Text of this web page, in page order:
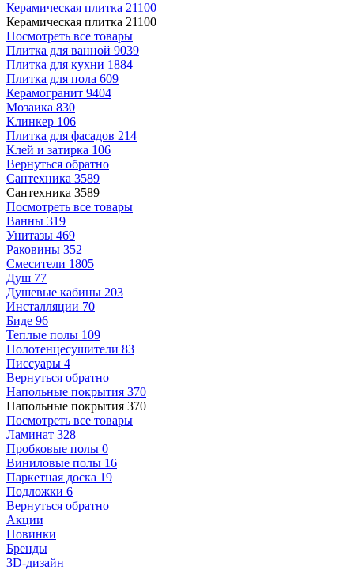
Керамическая плитка 21100
Керамическая плитка 21100
Посмотреть все товары
Плитка для ванной 9039
Плитка для кухни 1884
Плитка для пола 609
Керамогранит 9404
Мозаика 830
Клинкер 106
Плитка для фасадов 214
Клей и затирка 106
Вернуться обратно
Сантехника 3589
Сантехника 3589
Посмотреть все товары
Ванны 319
Унитазы 469
Раковины 352
Смесители 1805
Душ 77
Душевые кабины 203
Инсталляции 70
Биде 96
Теплые полы 109
Полотенцесушители 83
Писсуары 4
Вернуться обратно
Напольные покрытия 370
Напольные покрытия 370
Посмотреть все товары
Ламинат 328
Пробковые полы 0
Виниловые полы 16
Паркетная доска 19
Подложки 6
Вернуться обратно
Акции
Новинки
Бренды
3D-дизайн